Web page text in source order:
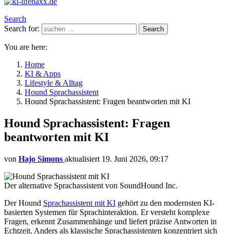
Search
Search for:
Search
You are here:
Home
KI & Apps
Lifestyle & Alltag
Hound Sprachassistent
Hound Sprachassistent: Fragen beantworten mit KI
Hound Sprachassistent: Fragen
beantworten mit KI
von Hajo Simons aktualisiert 19. Juni 2026, 09:17
Der alternative Sprachassistent von SoundHound Inc.
Der Hound Sprachassistent mit KI gehört zu den modernsten KI-
basierten Systemen für Sprachinteraktion. Er versteht komplexe
Fragen, erkennt Zusammenhänge und liefert präzise Antworten in
Echtzeit. Anders als klassische Sprachassistenten konzentriert sich